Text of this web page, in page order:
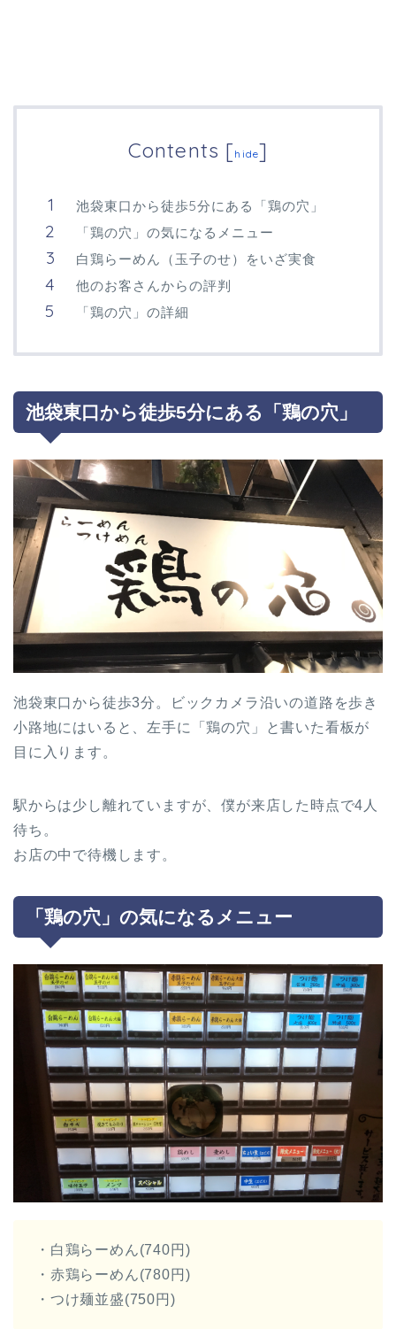
Contents [hide]
池袋東口から徒歩5分にある「鶏の穴」
「鶏の穴」の気になるメニュー
白鶏らーめん（玉子のせ）をいざ実食
他のお客さんからの評判
「鶏の穴」の詳細
池袋東口から徒歩5分にある「鶏の穴」
池袋東口から徒歩3分。ビックカメラ沿いの道路を歩き
小路地にはいると、左手に「鶏の穴」と書いた看板が
目に入ります。
駅からは少し離れていますが、僕が来店した時点で4人
待ち。
お店の中で待機します。
「鶏の穴」の気になるメニュー
・白鶏らーめん(740円)
・赤鶏らーめん(780円)
・つけ麺並盛(750円)